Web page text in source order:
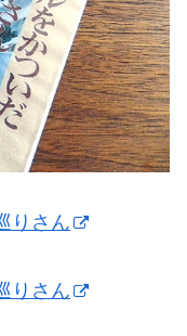
りさん
りさん